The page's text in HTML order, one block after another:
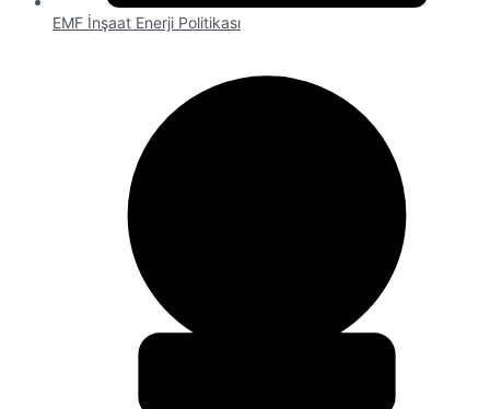
EMF İnşaat Enerji Politikası